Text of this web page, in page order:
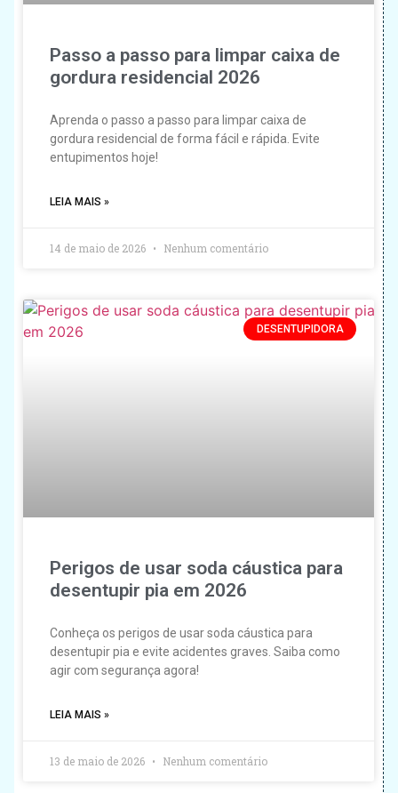
Passo a passo para limpar caixa de
gordura residencial 2026
Aprenda o passo a passo para limpar caixa de
gordura residencial de forma fácil e rápida. Evite
entupimentos hoje!
LEIA MAIS »
14 de maio de 2026 Nenhum comentário
DESENTUPIDORA
Perigos de usar soda cáustica para
desentupir pia em 2026
Conheça os perigos de usar soda cáustica para
desentupir pia e evite acidentes graves. Saiba como
agir com segurança agora!
LEIA MAIS »
13 de maio de 2026 Nenhum comentário